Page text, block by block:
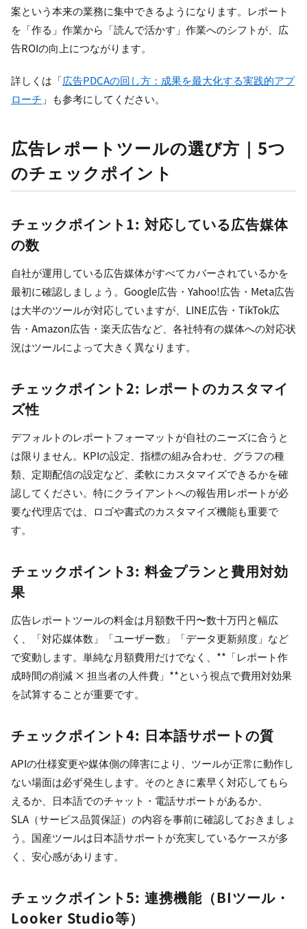
案という本来の業務に集中できるようになります。レポート
を「作る」作業から「読んで活かす」作業へのシフトが、広
告ROIの向上につながります。
詳しくは「広告PDCAの回し方：成果を最大化する実践的アプ
ローチ 」も参考にしてください。
広告レポートツールの選び方｜5つ
のチェックポイント
チェックポイント1: 対応している広告媒体
の数
自社が運用している広告媒体がすべてカバーされているかを
最初に確認しましょう。Google広告・Yahoo!広告・Meta広告
は大半のツールが対応していますが、LINE広告・TikTok広
告・Amazon広告・楽天広告など、各社特有の媒体への対応状
況はツールによって大きく異なります。
チェックポイント2: レポートのカスタマイ
ズ性
デフォルトのレポートフォーマットが自社のニーズに合うと
は限りません。KPIの設定、指標の組み合わせ、グラフの種
類、定期配信の設定など、柔軟にカスタマイズできるかを確
認してください。特にクライアントへの報告用レポートが必
要な代理店では、ロゴや書式のカスタマイズ機能も重要で
す。
チェックポイント3: 料金プランと費用対効
果
広告レポートツールの料金は月額数千円〜数十万円と幅広
く、「対応媒体数」「ユーザー数」「データ更新頻度」など
で変動します。単純な月額費用だけでなく、**「レポート作
成時間の削減 × 担当者の人件費」**という視点で費用対効果
を試算することが重要です。
チェックポイント4: 日本語サポートの質
APIの仕様変更や媒体側の障害により、ツールが正常に動作し
ない場面は必ず発生します。そのときに素早く対応してもら
えるか、日本語でのチャット・電話サポートがあるか、
SLA（サービス品質保証）の内容を事前に確認しておきましょ
う。国産ツールは日本語サポートが充実しているケースが多
く、安心感があります。
チェックポイント5: 連携機能（BIツール・
Looker Studio等）